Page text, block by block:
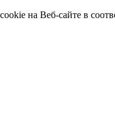
на Веб-сайте в